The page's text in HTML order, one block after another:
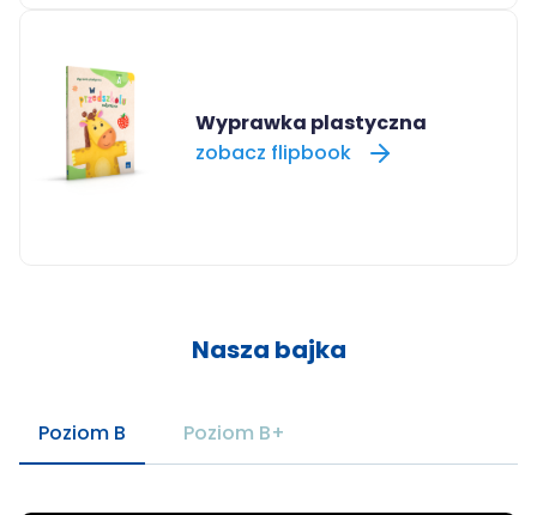
Wyprawka plastyczna
zobacz flipbook
Nasza bajka
Poziom B Poziom B+